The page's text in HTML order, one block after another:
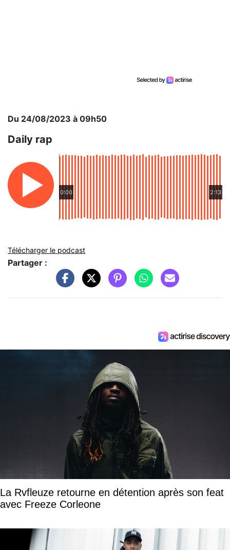
Du 24/08/2023 à 09h50
Daily rap
0:00 2:13
Télécharger le podcast
Partager :
La Rvfleuze retourne en détention après son feat
avec Freeze Corleone